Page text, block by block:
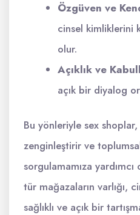
Özgüven ve
cinsel kimliklerini
olur.
Açıklık ve
açık bir diyalog
Bu yönleriyle sex shoplar,
zenginleştirir ve
sorgulamamıza
tür mağazaların varlığı,
sağlıklı ve açık bir